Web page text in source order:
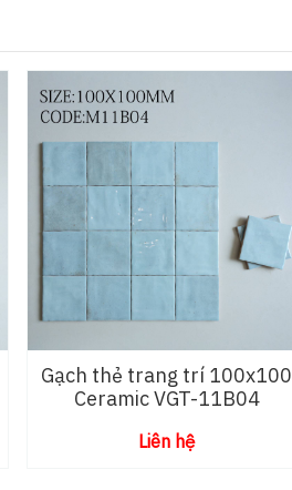
Gạch thẻ trang trí 100x100
Ceramic VGT-11B04
Liên hệ